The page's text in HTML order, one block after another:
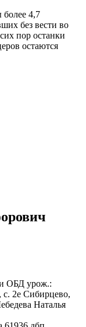
более 4,7
без вести во
пор останки
остаются
ОБД урож.:
с. 2е Сибирцево,
Наталья